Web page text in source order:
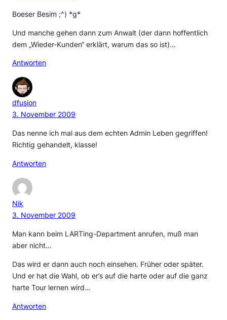
Boeser Besim ;^) *g*
Und manche gehen dann zum Anwalt (der dann hoffentlich
dem „Wieder-Kunden“ erklärt, warum das so ist)…
Antworten
dfusion
3. November 2009
Das nenne ich mal aus dem echten Admin Leben gegriffen!
Richtig gehandelt, klasse!
Antworten
Nik
3. November 2009
Man kann beim LARTing-Department anrufen, muß man
aber nicht…
Das wird er dann auch noch einsehen. Früher oder später.
Und er hat die Wahl, ob er’s auf die harte oder auf die ganz
harte Tour lernen wird…
Antworten